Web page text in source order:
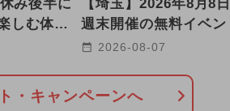
み後半に
しむ体験
も
【埼玉】2026年8月8
週末開催の無料イベン
上福岡七夕まつり＆
2026-08-07
・キャンペーンへ